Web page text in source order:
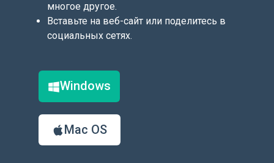
многое другое.
Вставьте на веб-сайт или поделитесь в
социальных сетях.
Windows
Mac OS